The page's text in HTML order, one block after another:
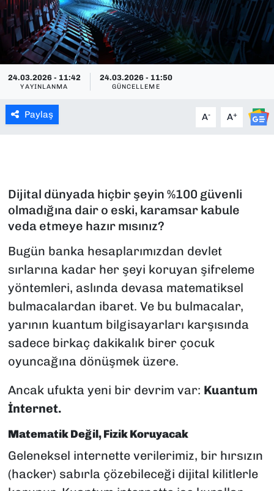
24.03.2026 - 11:42
YAYINLANMA
24.03.2026 - 11:50
GÜNCELLEME
Paylaş A- A+
Dijital dünyada hiçbir şeyin %100 güvenli
olmadığına dair o eski, karamsar kabule
veda etmeye hazır mısınız?
Bugün banka hesaplarımızdan devlet
sırlarına kadar her şeyi koruyan şifreleme
yöntemleri, aslında devasa matematiksel
bulmacalardan ibaret. Ve bu bulmacalar,
yarının kuantum bilgisayarları karşısında
sadece birkaç dakikalık birer çocuk
oyuncağına dönüşmek üzere.
Ancak ufukta yeni bir devrim var: Kuantum
İnternet.
Matematik Değil, Fizik Koruyacak
Geleneksel internette verilerimiz, bir hırsızın
(hacker) sabırla çözebileceği dijital kilitlerle
SAĞLIK
SPOR
TEKNOLOJİ
YAŞAM